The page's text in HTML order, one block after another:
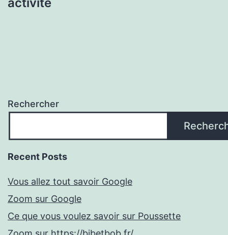
Rechercher
Recent Posts
Vous allez tout savoir Google
Zoom sur Google
Ce que vous voulez savoir sur Poussette